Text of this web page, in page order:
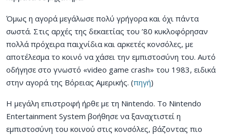
Όμως η αγορά μεγάλωσε πολύ γρήγορα και όχι πάντα
σωστά. Στις αρχές της δεκαετίας του ’80 κυκλοφόρησαν
πολλά πρόχειρα παιχνίδια και αρκετές κονσόλες, με
αποτέλεσμα το κοινό να χάσει την εμπιστοσύνη του. Αυτό
οδήγησε στο γνωστό «video game crash» του 1983, ειδικά
στην αγορά της Βόρειας Αμερικής. (πηγή)
Η μεγάλη επιστροφή ήρθε με τη Nintendo. Το Nintendo
Entertainment System βοήθησε να ξαναχτιστεί η
εμπιστοσύνη του κοινού στις κονσόλες, βάζοντας πιο